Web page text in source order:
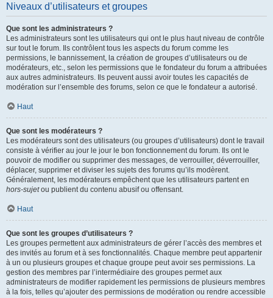
Niveaux d’utilisateurs et groupes
Que sont les administrateurs ?
Les administrateurs sont les utilisateurs qui ont le plus haut niveau de contrôle
sur tout le forum. Ils contrôlent tous les aspects du forum comme les
permissions, le bannissement, la création de groupes d’utilisateurs ou de
modérateurs, etc., selon les permissions que le fondateur du forum a attribuées
aux autres administrateurs. Ils peuvent aussi avoir toutes les capacités de
modération sur l’ensemble des forums, selon ce que le fondateur a autorisé.
Haut
Que sont les modérateurs ?
Les modérateurs sont des utilisateurs (ou groupes d’utilisateurs) dont le travail
consiste à vérifier au jour le jour le bon fonctionnement du forum. Ils ont le
pouvoir de modifier ou supprimer des messages, de verrouiller, déverrouiller,
déplacer, supprimer et diviser les sujets des forums qu’ils modèrent.
Généralement, les modérateurs empêchent que les utilisateurs partent en
hors-sujetou publient du contenu abusif ou offensant.
Haut
Que sont les groupes d’utilisateurs ?
Les groupes permettent aux administrateurs de gérer l’accès des membres et
des invités au forum et à ses fonctionnalités. Chaque membre peut appartenir
à un ou plusieurs groupes et chaque groupe peut avoir ses permissions. La
gestion des membres par l’intermédiaire des groupes permet aux
administrateurs de modifier rapidement les permissions de plusieurs membres
à la fois, telles qu’ajouter des permissions de modération ou rendre accessible